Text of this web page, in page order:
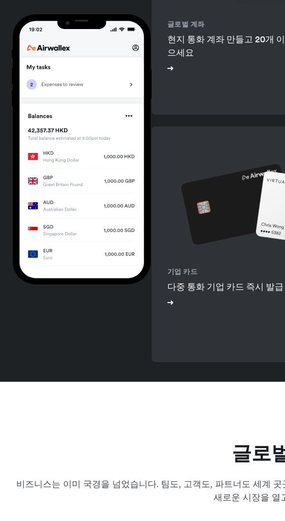
글로벌 계좌
현지 통화 계좌 만들고 20개
으세요
기업 카드
다중 통화 기업 카드 즉시 발급
글로
비즈니스는 이미 국경을 넘었습니다. 팀도, 고객도, 파트너도 세계
새로운 시장을 열